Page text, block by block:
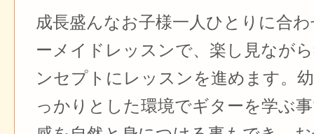
成長盛んなお子様一人ひとりに合
ーメイドレッスンで、楽し見なが
ンセプトにレッスンを進めます。
っかりとした環境でギターを学ぶ